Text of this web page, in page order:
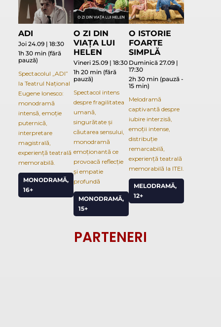
ADI
Joi 24.09 | 18:30
1h 30 min (fără
pauză)
Spectacolul „ADI”
la Teatrul Național
Eugene Ionesco:
monodramă
intensă, emoție
puternică,
interpretare
magistrală,
experiență teatrală
memorabilă.
MONODRAMĂ,
16+
O ZI DIN
VIAȚA LUI
HELEN
Vineri 25.09 | 18:30
1h 20 min (fără
pauză)
Spectacol intens
despre fragilitatea
umană,
singurătate și
căutarea sensului,
monodramă
emoționantă ce
provoacă reflecție
și empatie
profundă
MONODRAMĂ,
15+
O ISTORIE
FOARTE
SIMPLĂ
Duminică 27.09 |
17:30
2h 30 min (pauză -
15 min)
Melodramă
captivantă despre
iubire interzisă,
emoții intense,
distribuție
remarcabilă,
experiență teatrală
memorabilă la ITEI.
MELODRAMĂ,
12+
PARTENERI